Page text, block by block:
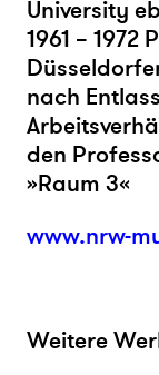
University
1961 –
nach
den
»Raum 3«
www.nrw-
Weitere